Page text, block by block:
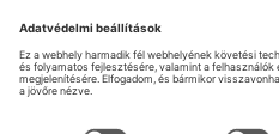
Germany
Unter den Linden 24, 10117
Berlin, Germany